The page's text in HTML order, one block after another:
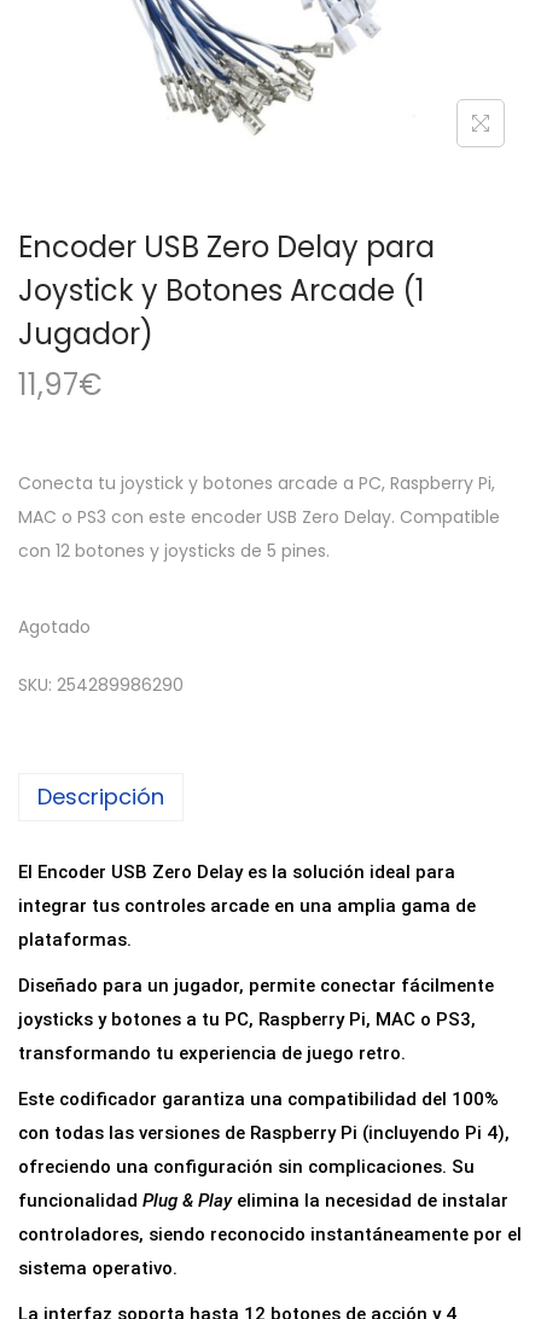
c
i
d
o
Encoder USB Zero Delay para
Joystick y Botones Arcade (1
Jugador)
11,97€
Conecta tu joystick y botones arcade a PC, Raspberry Pi,
MAC o PS3 con este encoder USB Zero Delay. Compatible
con 12 botones y joysticks de 5 pines.
Agotado
SKU: 254289986290
Descripción
El Encoder USB Zero Delay es la solución ideal para
integrar tus controles arcade en una amplia gama de
plataformas.
Diseñado para un jugador, permite conectar fácilmente
joysticks y botones a tu PC, Raspberry Pi, MAC o PS3,
transformando tu experiencia de juego retro.
Este codificador garantiza una compatibilidad del 100%
con todas las versiones de Raspberry Pi (incluyendo Pi 4),
ofreciendo una configuración sin complicaciones. Su
funcionalidad Plug & Playelimina la necesidad de instalar
controladores, siendo reconocido instantáneamente por el
sistema operativo.
La interfaz soporta hasta 12 botones de acción y 4